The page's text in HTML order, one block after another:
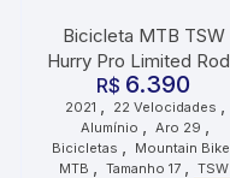
Bicicleta MTB TSW
Hurry Pro Limited
29 Tamanho 17 22
Velocidades 2021 Cinza
Vermelho
R$ 6.390
2021 22 Velocidades
Alumínio Aro 29
Bicicletas Mountain Bike
MTB Tamanho 17 TSW